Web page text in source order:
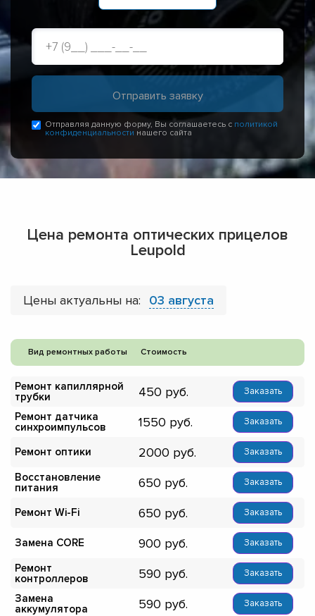
Отправляя данную форму, Вы соглашаетесь с политикой
конфиденциальности нашего сайта
Цена ремонта оптических прицелов
Leupold
Цены актуальны на: 03 августа
Вид ремонтных работы Стоимость
Ремонт капиллярной
трубки
450 Заказать
Ремонт датчика
синхроимпульсов
1550 Заказать
Ремонт оптики 2000 Заказать
Восстановление
питания
650 Заказать
Ремонт Wi-Fi 650 Заказать
Замена CORE 900 Заказать
Ремонт
контроллеров
590 Заказать
Замена
аккумулятора
590 Заказать